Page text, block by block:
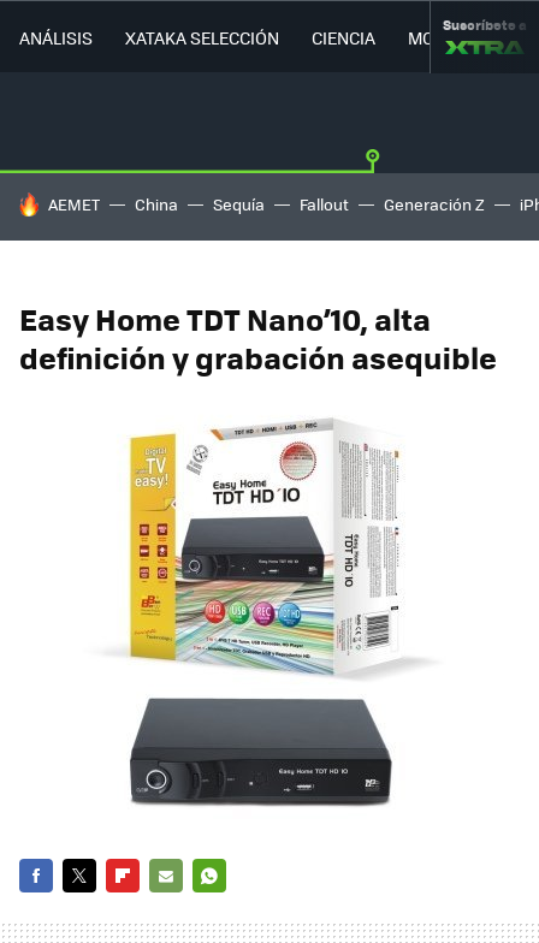
ANÁLISIS XATAKA SELECCIÓN CIENCIA MOVILIDAD
Suscríbete a
HOY SE HABLA DE
AEMET China Sequía Fallout Generación Z
Easy Home TDT Nano’10, alta
definición y grabación asequible